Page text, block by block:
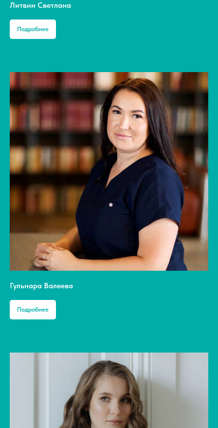
Литвин Светлана
Подробнее
Гульнара Валеева
Подробнее